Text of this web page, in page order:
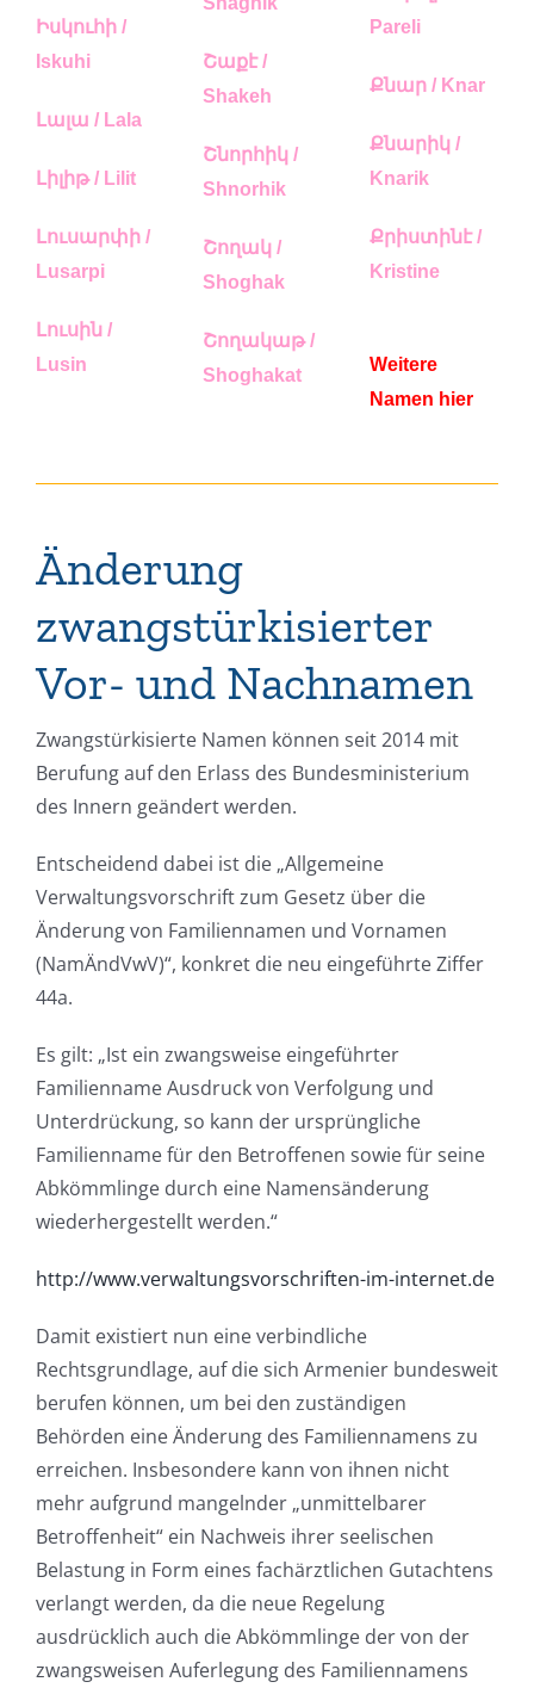
Իսկուհի /
Iskuhi
Լալա / Lala
Լիլիթ / Lilit
Լուսարփի /
Lusarpi
Լուսին /
Lusin
Շաքէ /
Shakeh
Շնորհիկ /
Shnorhik
Շողակ /
Shoghak
Շողակաթ /
Shoghakat
Pareli
Քնար / Knar
Քնարիկ /
Knarik
Քրիստինէ /
Kristine
Weitere
Namen hier
Änderung
zwangstürkisierter
Vor- und Nachnamen
Zwangstürkisierte Namen können seit 2014 mit
Berufung auf den Erlass des Bundesministerium
des Innern geändert werden.
Entscheidend dabei ist die „Allgemeine
Verwaltungsvorschrift zum Gesetz über die
Änderung von Familiennamen und Vornamen
(NamÄndVwV)“, konkret die neu eingeführte Ziffer
44a.
Es gilt: „Ist ein zwangsweise eingeführter
Familienname Ausdruck von Verfolgung und
Unterdrückung, so kann der ursprüngliche
Familienname für den Betroffenen ­sowie für seine
Abkömmlinge durch eine Namensänderung
wiederhergestellt werden.“
http://www.verwaltungsvorschriften-im-internet.de
Damit existiert nun eine verbindliche
Rechtsgrundlage, auf die sich Armenier bundesweit
berufen können, um bei den zuständigen
Behörden eine Änderung des Familiennamens zu
erreichen. Insbesondere kann von ihnen nicht
mehr aufgrund mangelnder „unmittelbarer
Betroffenheit“ ein Nachweis ihrer seelischen
Belastung in Form eines fachärztlichen Gutachtens
verlangt werden, da die neue Regelung
ausdrücklich auch die Abkömmlinge der von der
zwangsweisen Auferlegung des Familiennamens